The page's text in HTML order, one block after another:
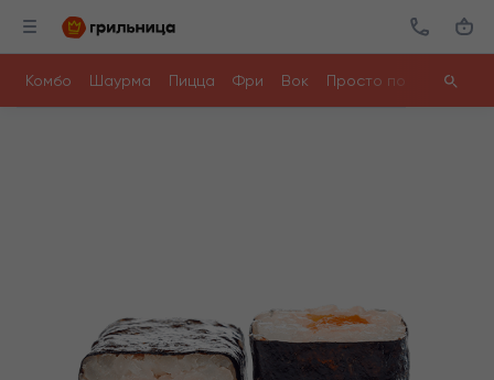
Комбо Шаурма Пицца Фри Вок Просто поесть